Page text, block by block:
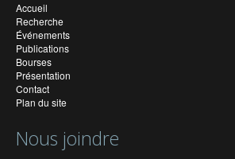
Accueil
Recherche
Événements
Publications
Bourses
Présentation
Contact
Plan du site
Nous joindre